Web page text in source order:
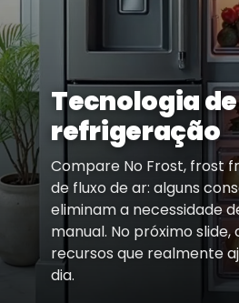
Tecnologia de
refrigeração
Compare No Frost, frost
de fluxo de ar: alguns
eliminam a necessidade
manual. No próximo slide,
recursos que realmente
dia.